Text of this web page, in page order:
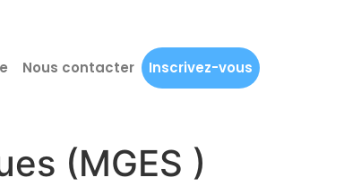
Nous contacter Inscrivez-vous
(MGES )